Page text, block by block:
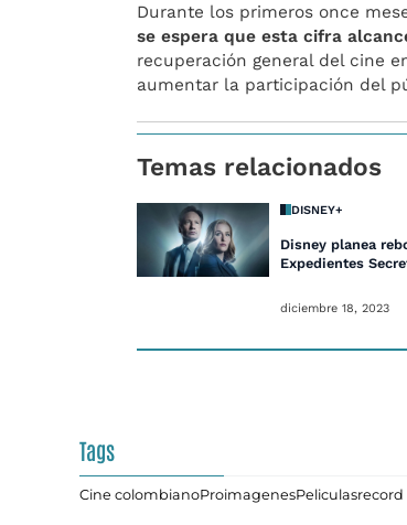
Durante los primeros once
se espera que esta cifra
recuperación general del cine
aumentar la participación del
Temas relacionados
DISNEY+
Disney planea
Expedientes
diciembre 18, 2023
Tags
Cine colombianoProimagenesPeliculasrecord